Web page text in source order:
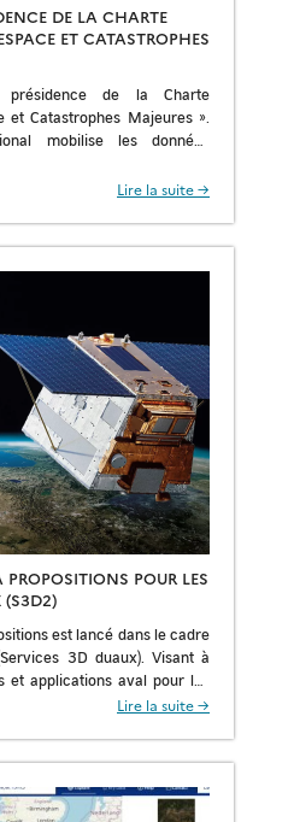
DE LA CHARTE
ET CATASTROPHES
de la Charte
et Catastrophes Majeures ».
mobilise les données
Lire la suite →
POUR LES
(S3D2)
est lancé dans le cadre
3D duaux). Visant à
applications aval pour les
[…]
Lire la suite →